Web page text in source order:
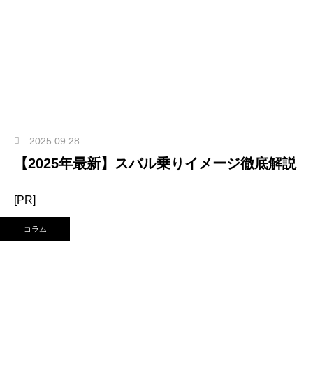
2025.09.28
【2025年最新】スバル乗りイメージ徹底解説
[PR]
コラム